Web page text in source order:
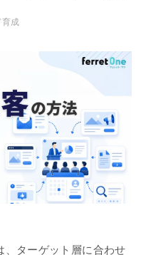
育成
、ターゲット層に合わせ